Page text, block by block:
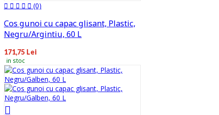
(0)
Cos gunoi cu capac glisant, Plastic,
Negru/Argintiu, 60 L
171,75 Lei
in stoc